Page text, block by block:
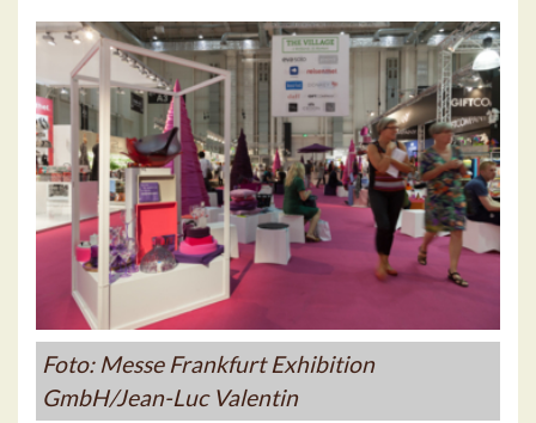
Foto: Messe Frankfurt Exhibition
GmbH/Jean-Luc Valentin